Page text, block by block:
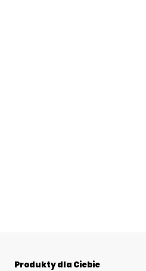
Produkty dla Ciebie